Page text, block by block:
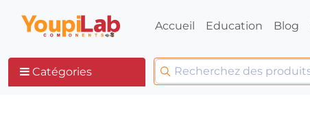
Accueil Education Blog
Catégories